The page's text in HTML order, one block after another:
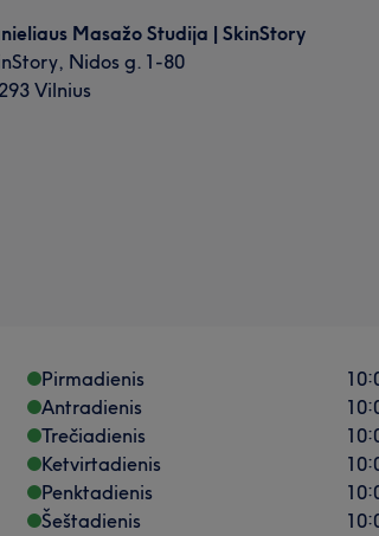
Masažo Studija | SkinStory
Nidos g. 1-80
Vilnius
Pirmadienis
Antradienis
Trečiadienis
Ketvirtadienis
Penktadienis
Šeštadienis